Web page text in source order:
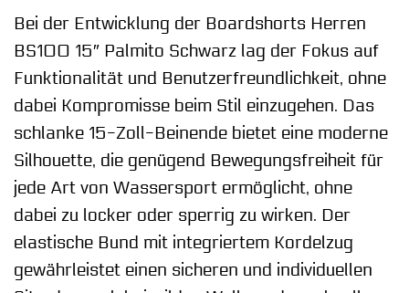
Bei der Entwicklung der Boardshorts Herren
BS100 15″ Palmito Schwarz lag der Fokus auf
Funktionalität und Benutzerfreundlichkeit, ohne
dabei Kompromisse beim Stil einzugehen. Das
schlanke 15-Zoll-Beinende bietet eine moderne
Silhouette, die genügend Bewegungsfreiheit für
jede Art von Wassersport ermöglicht, ohne
dabei zu locker oder sperrig zu wirken. Der
elastische Bund mit integriertem Kordelzug
gewährleistet einen sicheren und individuellen